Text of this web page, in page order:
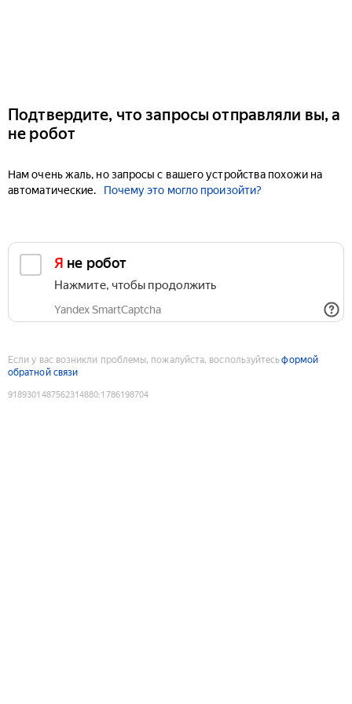
Подтвердите, что запросы отправляли вы, а
не робот
Нам очень жаль, но запросы с вашего устройства похожи на
автоматические.
Почему это могло произойти?
Я не робот
Нажмите, чтобы продолжить
Yandex SmartCaptcha
Если у вас возникли проблемы, пожалуйста, воспользуйтесьформой
обратной связи
9189301487562314880:1786198704